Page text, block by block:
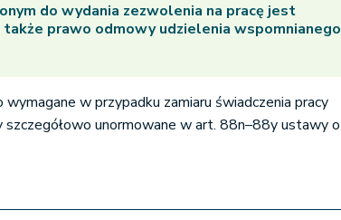
do wydania zezwolenia na pracę jest
prawo odmowy udzielenia wspomnianego
w przypadku zamiaru świadczenia pracy
unormowane w art. 88n–88y ustawy o